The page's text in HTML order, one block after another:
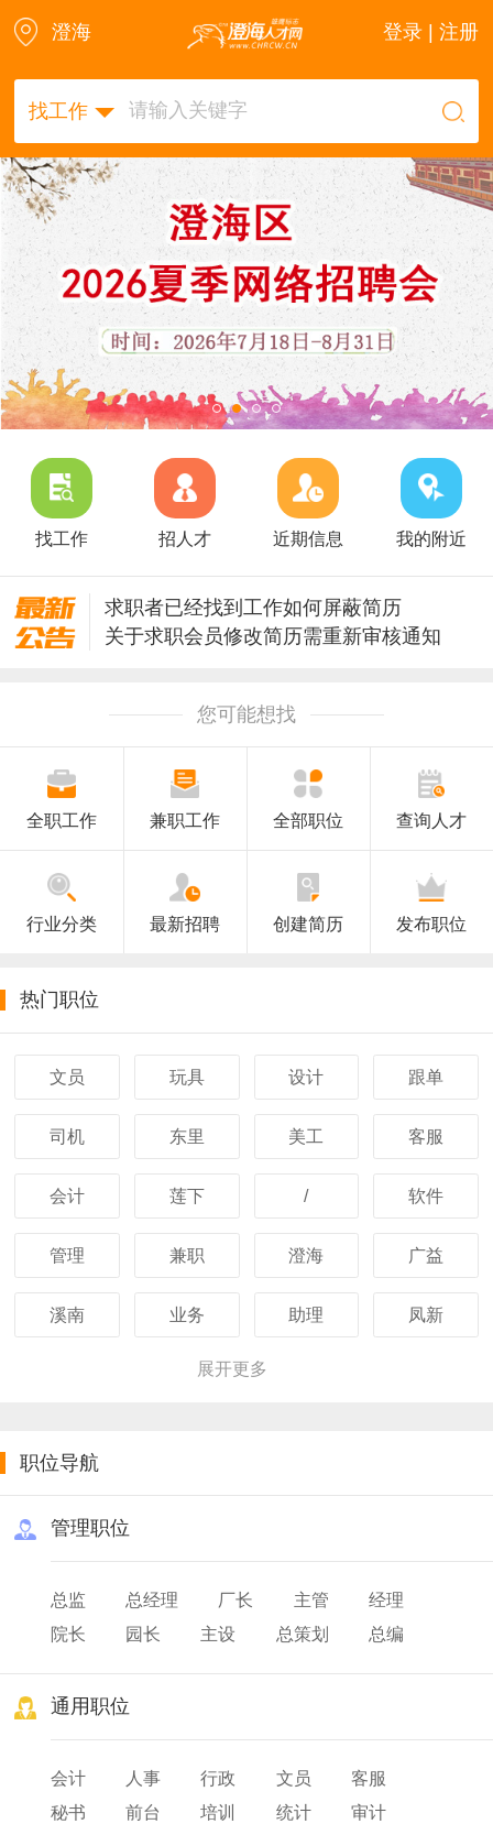
澄海 登录 | 注册
找工作
找工作 招人才 近期信息 我的附近
求职者已经找到工作如何屏蔽简历
关于求职会员修改简历需重新审核通知
您可能想找
全职工作 兼职工作 全部职位 查询人才
行业分类 最新招聘 创建简历 发布职位
热门职位
文员 玩具 设计 跟单
司机 东里 美工 客服
会计 莲下 / 软件
管理 兼职 澄海 广益
溪南 业务 助理 凤新
展开更多
职位导航
管理职位
总监 总经理 厂长 主管
经理
院长
园长 主设 总策划
总编
通用职位
会计 人事 行政 文员
客服
秘书
前台 培训 统计
审计